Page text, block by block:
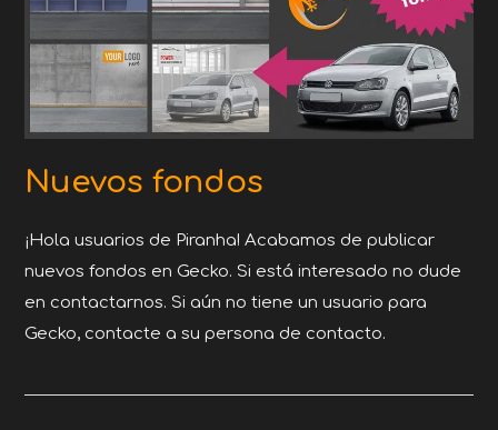
Nuevos fondos
¡Hola usuarios de Piranha! Acabamos de publicar
nuevos fondos en Gecko. Si está interesado no dude
en contactarnos. Si aún no tiene un usuario para
Gecko, contacte a su persona de contacto.